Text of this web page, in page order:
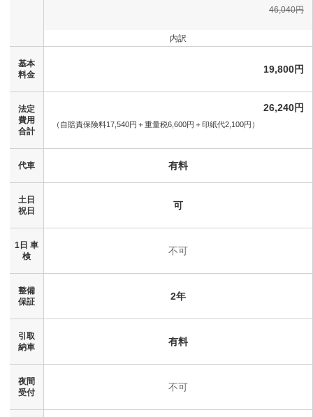
46,040円
内訳
基本
料金
19,800円
法定
費用
合計
26,240円
（自賠責保険料17,540円＋重量税6,600円＋印紙代2,100円）
代車 有料
土日
祝日
可
1日 車
検
不可
整備
保証
2年
引取
納車
有料
夜間
受付
不可